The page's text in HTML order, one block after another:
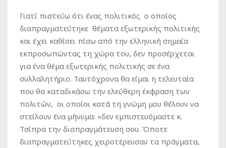
Γιατί πιστεύω ότι ένας πολιτικός ο οποίος
διαπραγματεύτηκε θέματα εξωτερικής πολιτικής
και έχει καθίσει πίσω από την ελληνική σημαία
εκπροσωπώντας τη χώρα του, δεν προσέρχεται
για ένα θέμα εξωτερικής πολιτικής σε ένα
συλλαλητήριο. Ταυτόχρονα θα είμαι η τελευταία
που θα καταδικάσω την ελεύθερη έκφραση των
πολιτών, οι οποίοι κατά τη γνώμη μου θέλουν να
στείλουν ένα μήνυμα: «δεν εμπιστευόμαστε κ.
Τσίπρα την διαπραγμάτευση σου. Όποτε
διαπραγματεύτηκες χειροτέρευσαν τα πράγματα,